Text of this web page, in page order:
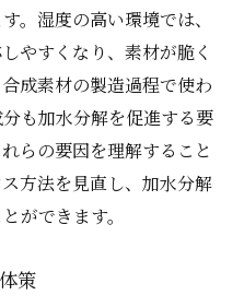
。湿度の高い環境では、
やすくなり、素材が脆く
成素材の製造過程で使わ
も加水分解を促進する要
らの要因を理解すること
方法を見直し、加水分解
ができます。
策